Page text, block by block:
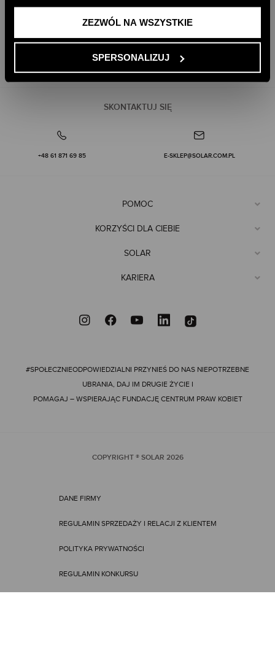
ZEZWÓL NA WSZYSTKIE
SPERSONALIZUJ
SKONTAKTUJ SIĘ
+48 61 871 69 85 E-SKLEP@SOLAR.COM.PL
ODBIERZ 10% RABATU NA PIERWSZE ZAKUPY
DODAJ EMAIL
POMOC
KORZYŚCI DLA CIEBIE
SOLAR
KARIERA
#SPOŁECZNIEODPOWIEDZIALNI PRZYNIEŚ DO NAS NIEPOTRZEBNE
UBRANIA, DAJ IM DRUGIE ŻYCIE I
POMAGAJ – WSPIERAJĄC FUNDACJĘ CENTRUM PRAW KOBIET
COPYRIGHT ® SOLAR 2026
DANE FIRMY
REGULAMIN SPRZEDAŻY I RELACJI Z KLIENTEM
POLITYKA PRYWATNOŚCI
REGULAMIN KONKURSU